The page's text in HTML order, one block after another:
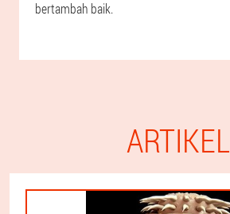
bertambah baik.
ARTIKEL